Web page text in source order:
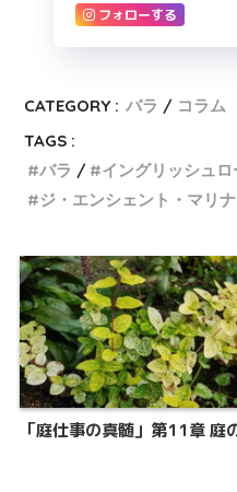
フォローする
CATEGORY : バラ
コラム
TAGS :
バラ
イングリッシュ
ジ・エンシェント・マリ
「庭仕事の真髄」第11章 庭